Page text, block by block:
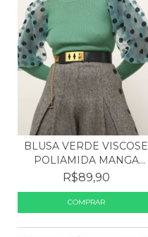
BLUSA VERDE VISCOSE
POLIAMIDA MANGA
BUFA...
R$89,90